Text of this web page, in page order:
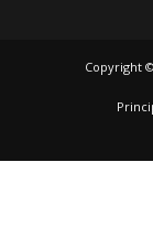
Copyright